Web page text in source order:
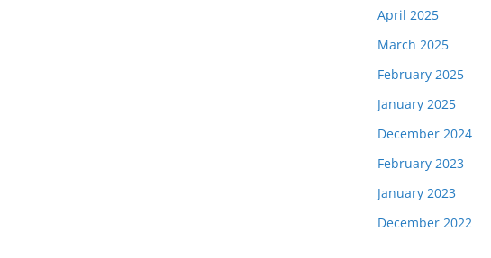
April 2025
March 2025
February 2025
January 2025
December 2024
February 2023
January 2023
December 2022